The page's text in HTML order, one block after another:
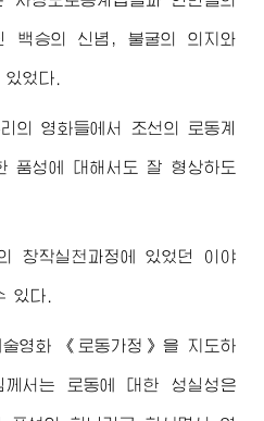
백승의 신념, 불굴의 의지와
었다.
의 영화들에서 조선의 로동계
품성에 대해서도 잘 형상하도
창작실천과정에 있었던 이야
있다.
영화 《로동가정》을 지도하
께서는 로동에 대한 성실성은